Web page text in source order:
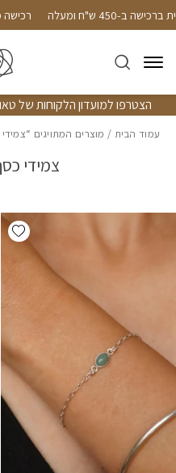
Skip to Content
Follow us on שליח חינם עד הבית ברכישה ב-
הצטרפו למועדון הלקוחות של טאו וקבלו 10% הנחה
עמוד הבית / מוצרים המתויגים
צמידי
בחזרה למעלה